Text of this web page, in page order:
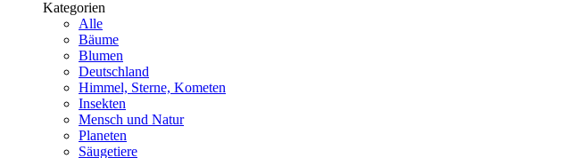
Kategorien
Alle
Bäume
Blumen
Deutschland
Himmel, Sterne, Kometen
Insekten
Mensch und Natur
Planeten
Säugetiere